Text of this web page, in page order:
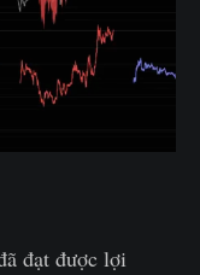
đạt được lợi